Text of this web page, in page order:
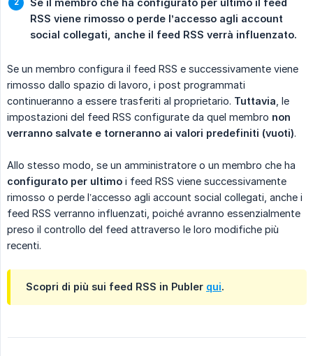
RSS viene rimosso o perde l’accesso agli account
social collegati, anche il feed RSS verrà influenzato.
Se un membro configura il feed RSS e successivamente viene
rimosso dallo spazio di lavoro, i post programmati
continueranno a essere trasferiti al proprietario. Tuttavia , le
impostazioni del feed RSS configurate da quel membro non
verranno salvate e torneranno ai valori predefiniti (vuoti).
Allo stesso modo, se un amministratore o un membro che ha
configurato per ultimo i feed RSS viene successivamente
rimosso o perde l’accesso agli account social collegati, anche i
feed RSS verranno influenzati, poiché avranno essenzialmente
preso il controllo del feed attraverso le loro modifiche più
recenti.
Scopri di più sui feed RSS in Publer qui.